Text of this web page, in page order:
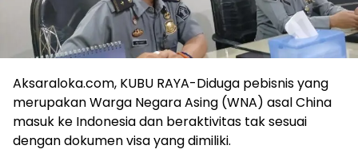
Aksaraloka.com, KUBU RAYA-Diduga pebisnis yang
merupakan Warga Negara Asing (WNA) asal China
masuk ke Indonesia dan beraktivitas tak sesuai
dengan dokumen visa yang dimiliki.